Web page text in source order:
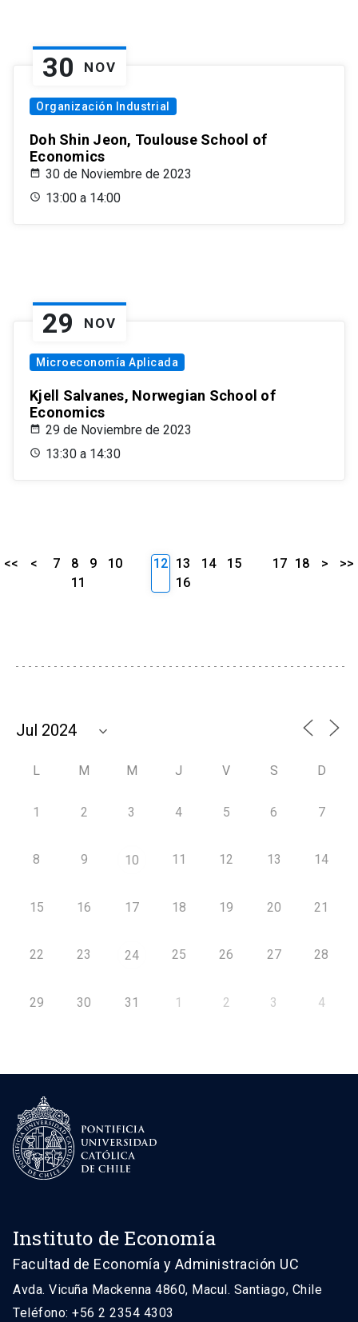
30 NOV
Organización Industrial
Doh Shin Jeon, Toulouse School of
Economics
30 de Noviembre de 2023
13:00 a 14:00
29 NOV
Microeconomía Aplicada
Kjell Salvanes, Norwegian School of
Economics
29 de Noviembre de 2023
13:30 a 14:30
<< < 7 8 9
10
11
12 13 14
15
16
17 18 > >>
L M M J V S D
1 2 3 4 5 6 7
8 9 10 11 12 13 14
15 16 17 18 19 20 21
22 23 24 25 26 27 28
29 30 31 1 2 3 4
Instituto de Economía
Facultad de Economía y Administración UC
Avda. Vicuña Mackenna 4860, Macul. Santiago, Chile
Teléfono: +56 2 2354 4303